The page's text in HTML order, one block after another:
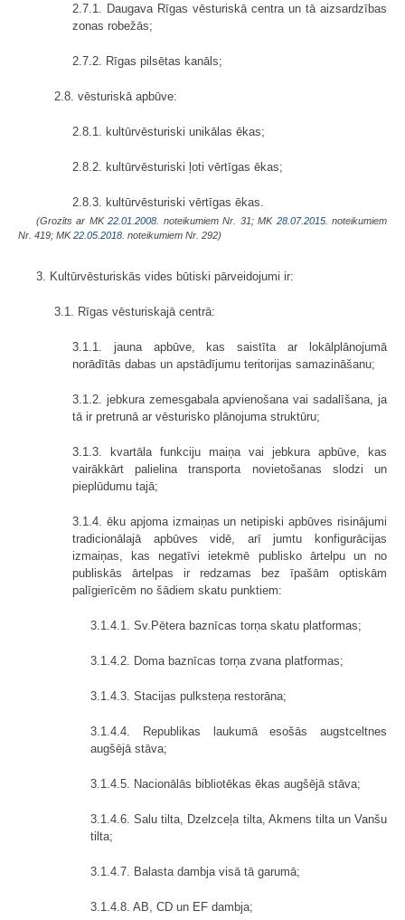
2.7.1. Daugava Rīgas vēsturiskā centra un tā aizsardzības
zonas robežās;
2.7.2. Rīgas pilsētas kanāls;
2.8. vēsturiskā apbūve:
2.8.1. kultūrvēsturiski unikālas ēkas;
2.8.2. kultūrvēsturiski ļoti vērtīgas ēkas;
2.8.3. kultūrvēsturiski vērtīgas ēkas.
(Grozīts ar MK22.01.2008. noteikumiem Nr. 31; MK 28.07.2015. noteikumiem
Nr. 419; MK22.05.2018. noteikumiem Nr. 292)
3. Kultūrvēsturiskās vides būtiski pārveidojumi ir:
3.1. Rīgas vēsturiskajā centrā:
3.1.1. jauna apbūve, kas saistīta ar lokālplānojumā
norādītās dabas un apstādījumu teritorijas samazināšanu;
3.1.2. jebkura zemesgabala apvienošana vai sadalīšana, ja
tā ir pretrunā ar vēsturisko plānojuma struktūru;
3.1.3. kvartāla funkciju maiņa vai jebkura apbūve, kas
vairākkārt palielina transporta novietošanas slodzi un
pieplūdumu tajā;
3.1.4. ēku apjoma izmaiņas un netipiski apbūves risinājumi
tradicionālajā apbūves vidē, arī jumtu konfigurācijas
izmaiņas, kas negatīvi ietekmē publisko ārtelpu un no
publiskās ārtelpas ir redzamas bez īpašām optiskām
palīgierīcēm no šādiem skatu punktiem:
3.1.4.1. Sv.Pētera baznīcas torņa skatu platformas;
3.1.4.2. Doma baznīcas torņa zvana platformas;
3.1.4.3. Stacijas pulksteņa restorāna;
3.1.4.4. Republikas laukumā esošās augstceltnes
augšējā stāva;
3.1.4.5. Nacionālās bibliotēkas ēkas augšējā stāva;
3.1.4.6. Salu tilta, Dzelzceļa tilta, Akmens tilta un Vanšu
tilta;
3.1.4.7. Balasta dambja visā tā garumā;
3.1.4.8. AB, CD un EF dambja;